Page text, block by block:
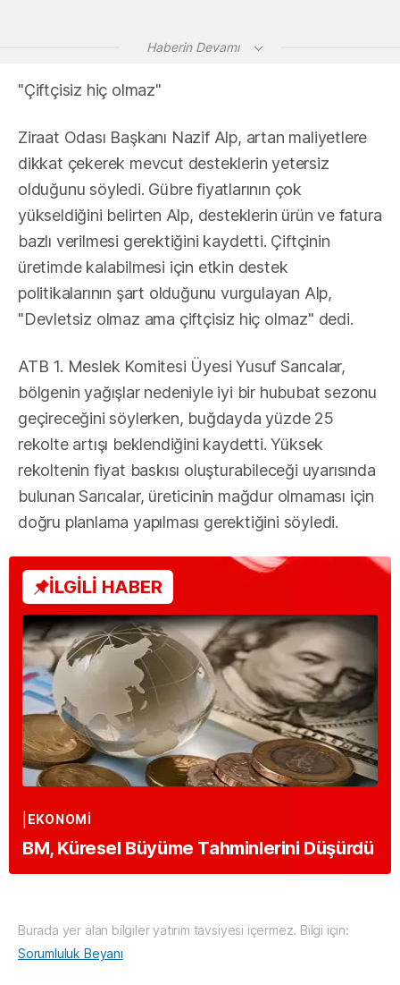
Haberin Devamı
"Çiftçisiz hiç olmaz"
Ziraat Odası Başkanı Nazif Alp, artan maliyetlere
dikkat çekerek mevcut desteklerin yetersiz
olduğunu söyledi. Gübre fiyatlarının çok
yükseldiğini belirten Alp, desteklerin ürün ve fatura
bazlı verilmesi gerektiğini kaydetti. Çiftçinin
üretimde kalabilmesi için etkin destek
politikalarının şart olduğunu vurgulayan Alp,
"Devletsiz olmaz ama çiftçisiz hiç olmaz" dedi.
ATB 1. Meslek Komitesi Üyesi Yusuf Sarıcalar,
bölgenin yağışlar nedeniyle iyi bir hububat sezonu
geçireceğini söylerken, buğdayda yüzde 25
rekolte artışı beklendiğini kaydetti. Yüksek
rekoltenin fiyat baskısı oluşturabileceği uyarısında
bulunan Sarıcalar, üreticinin mağdur olmaması için
doğru planlama yapılması gerektiğini söyledi.
İLGİLİ HABER
EKONOMİ
BM, Küresel Büyüme Tahminlerini Düşürdü
Burada yer alan bilgiler yatırım tavsiyesi içermez. Bilgi için:
Sorumluluk Beyanı